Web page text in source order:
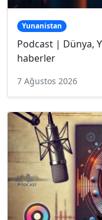
Yunanistan
Podcast | Dünya,
haberler
7 Ağustos 2026